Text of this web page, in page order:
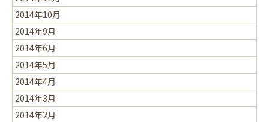
2014年10月
2014年9月
2014年6月
2014年5月
2014年4月
2014年3月
2014年2月